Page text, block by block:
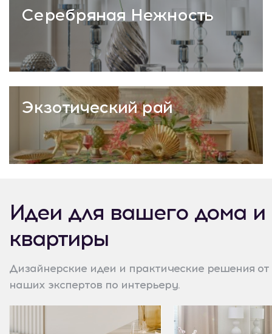
Серебряная Нежность
Экзотический рай
Идеи для вашего дома и
квартиры
Дизайнерские идеи и практические решения от
наших экспертов по интерьеру.